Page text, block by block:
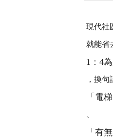
現代社
就能省
1：4
，換
「電
「有